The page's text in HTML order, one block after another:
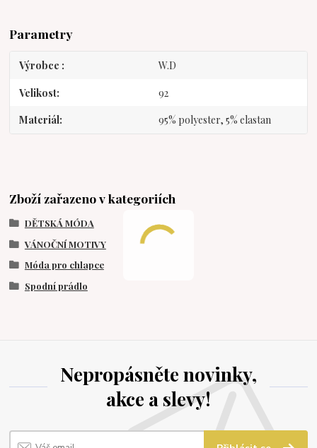
Parametry
Výrobce W.D
Velikost 92
Materiál 95% polyester, 5% elastan
Zboží zařazeno v kategoriích
DĚTSKÁ MÓDA
VÁNOČNÍ MOTIVY
Móda pro chlapce
Spodní prádlo
Nepropásněte novinky,
akce a slevy!